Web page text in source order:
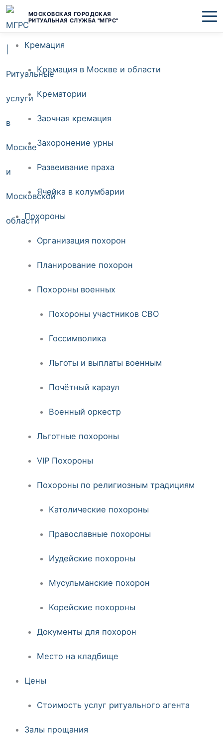
Перейти
к
МОСКОВСКАЯ ГОРОДСКАЯ
РИТУАЛЬНАЯ СЛУЖБА "МГРС"
Кремация
Кремация в Москве и области
Крематории
Заочная кремация
Захоронение урны
Развеивание праха
Ячейка в колумбарии
Похороны
Организация похорон
Планирование похорон
Похороны военных
Похороны участников СВО
Госсимволика
Льготы и выплаты военным
Почётный караул
Военный оркестр
Льготные похороны
VIP Похороны
Похороны по религиозным традициям
Католические похороны
Православные похороны
Иудейские похороны
Мусульманские похорон
Корейские похороны
Документы для похорон
Место на кладбище
Цены
Стоимость услуг ритуального агента
Залы прощания